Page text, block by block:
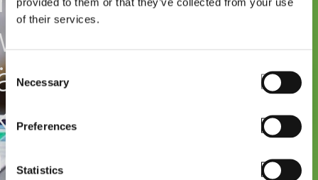
of their services.
Consent
Selection
Necessary
Preferences
Statistics
und
Ihres
steigern